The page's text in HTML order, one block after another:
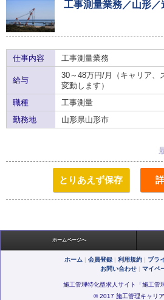
工事測量業務／山形／
仕事内容 工事測量業務
給与
30～48万円/月（キャリア、
変動します）
職種
工事測量
勤務地
山形県山形市
とりあえず保存
ホームページへ
ホーム| 会員登録| 利用規約|
プラ
お問い合わせ| マイペ
施工管理特化型求人サイト「施工管
© 2017 施工管理キャリ